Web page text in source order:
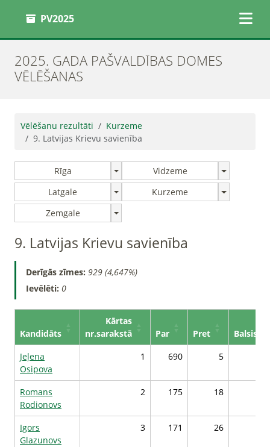
PV2025
2025. GADA PAŠVALDĪBAS DOMES
VĒLĒŠANAS
Vēlēšanu rezultāti
Kurzeme
9. Latvijas Krievu savienība
Rīga
Vidzeme
Latgale
Kurzeme
Zemgale
9. Latvijas Krievu savienība
Derīgās zīmes: 929 (4,647%)
Ievēlēti: 0
Kandidāts
Kārtas
nr.sarakstā
Par Pret
Balsis*
Jeļena
Osipova
1 690 5
Romans
Rodionovs
2 175 18
Igors
Glazunovs
3 171 26